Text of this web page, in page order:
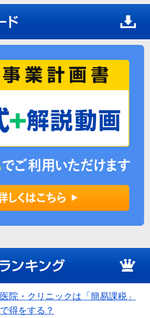
医院・クリニックは「簡易課税」
で得をする？